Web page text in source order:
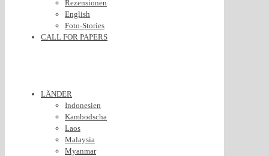
Rezensionen
English
Foto-Stories
CALL FOR PAPERS
LÄNDER
Indonesien
Kambodscha
Laos
Malaysia
Myanmar